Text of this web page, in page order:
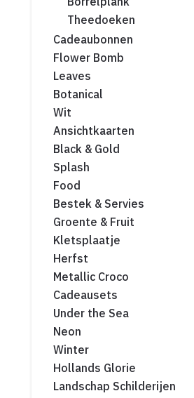
Theedoeken
Cadeaubonnen
Flower Bomb
Leaves
Botanical
Wit
Ansichtkaarten
Black & Gold
Splash
Food
Bestek & Servies
Groente & Fruit
Kletsplaatje
Herfst
Metallic Croco
Cadeausets
Under the Sea
Neon
Winter
Hollands Glorie
Landschap Schilderijen